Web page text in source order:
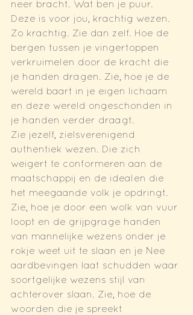
neer bracht. Wat ben je puur.
Deze is voor jou, krachtig wezen.
Zo krachtig. Zie dan zelf. Hoe de
bergen tussen je vingertoppen
verkruimelen door de kracht die
je handen dragen. Zie, hoe je de
wereld baart in je eigen lichaam
en deze wereld ongeschonden in
je handen verder draagt.
Zie jezelf, zielsverenigend
authentiek wezen. Die zich
weigert te conformeren aan de
maatschappij en de idealen die
het meegaande volk je opdringt.
Zie, hoe je door een wolk van vuur
loopt en de grijpgrage handen
van mannelijke wezens onder je
rokje weet uit te slaan en je Nee
aardbevingen laat schudden waar
soortgelijke wezens stijl van
achterover slaan. Zie, hoe de
woorden die je spreekt